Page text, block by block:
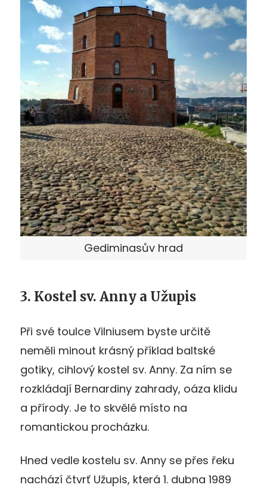
Gediminasův hrad
3. Kostel sv. Anny a Užupis
Při své toulce Vilniusem byste určitě
neměli minout krásný příklad baltské
gotiky, cihlový kostel sv. Anny. Za ním se
rozkládají Bernardiny zahrady, oáza klidu
a přírody. Je to skvělé místo na
romantickou procházku.
Hned vedle kostelu sv. Anny se přes řeku
nachází čtvrť Užupis, která 1. dubna 1989